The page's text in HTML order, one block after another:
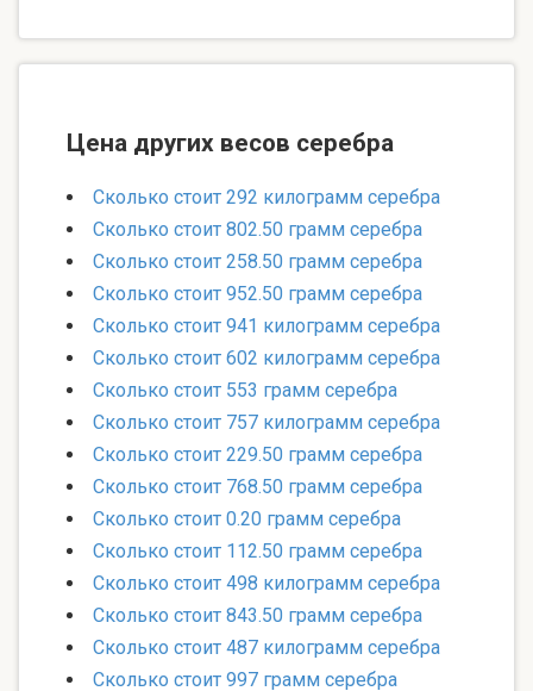
Цена других весов серебра
Сколько стоит 292 килограмм серебра
Сколько стоит 802.50 грамм серебра
Сколько стоит 258.50 грамм серебра
Сколько стоит 952.50 грамм серебра
Сколько стоит 941 килограмм серебра
Сколько стоит 602 килограмм серебра
Сколько стоит 553 грамм серебра
Сколько стоит 757 килограмм серебра
Сколько стоит 229.50 грамм серебра
Сколько стоит 768.50 грамм серебра
Сколько стоит 0.20 грамм серебра
Сколько стоит 112.50 грамм серебра
Сколько стоит 498 килограмм серебра
Сколько стоит 843.50 грамм серебра
Сколько стоит 487 килограмм серебра
Сколько стоит 997 грамм серебра